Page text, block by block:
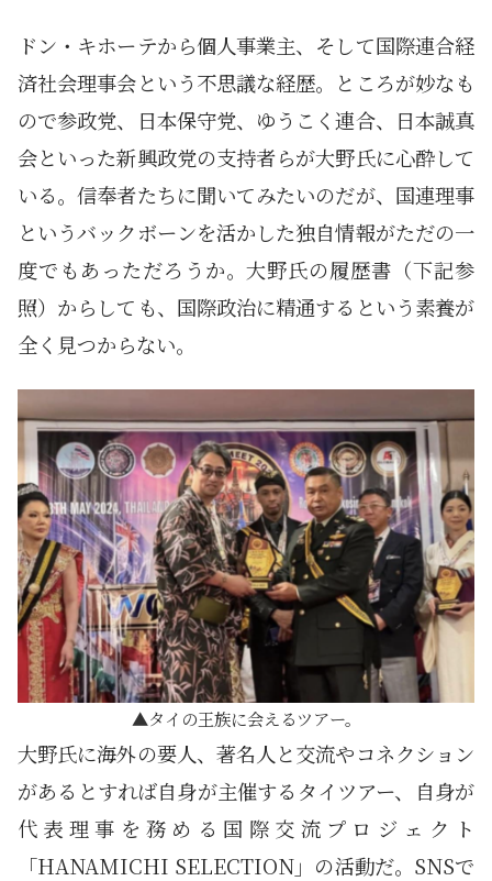
ドン・キホーテから個人事業主、そして国際連合経
済社会理事会という不思議な経歴。ところが妙なも
ので参政党、日本保守党、ゆうこく連合、日本誠真
会といった新興政党の支持者らが大野氏に心酔して
いる。信奉者たちに聞いてみたいのだが、国連理事
というバックボーンを活かした独自情報がただの一
度でもあっただろうか。大野氏の履歴書（下記参
照）からしても、国際政治に精通するという素養が
全く見つからない。
タイの王族に会えるツアー。
大野氏に海外の要人、著名人と交流やコネクション
があるとすれば自身が主催するタイツアー、自身が
代表理事を務める国際交流プロジェクト
「HANAMICHI SELECTION」の活動だ。SNSで